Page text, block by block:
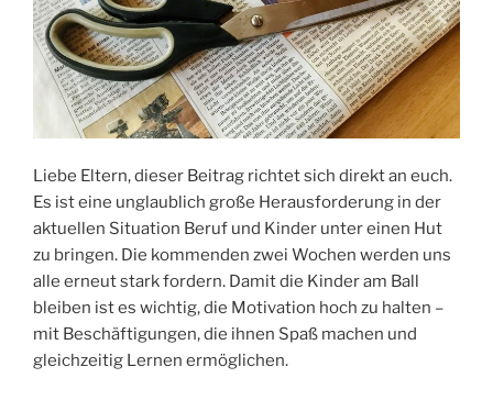
Liebe Eltern, dieser Beitrag richtet sich direkt an euch.
Es ist eine unglaublich große Herausforderung in der
aktuellen Situation Beruf und Kinder unter einen Hut
zu bringen. Die kommenden zwei Wochen werden uns
alle erneut stark fordern. Damit die Kinder am Ball
bleiben ist es wichtig, die Motivation hoch zu halten –
mit Beschäftigungen, die ihnen Spaß machen und
gleichzeitig Lernen ermöglichen.